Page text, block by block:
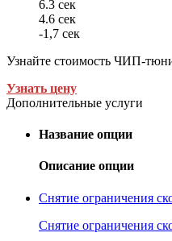
6.3 сек
4.6 сек
-1,7 сек
Узнайте стоимость ЧИП-
Узнать цену
Дополнительные услуги
Название опции
Описание опции
Снятие ограничения
Снятие ограничения